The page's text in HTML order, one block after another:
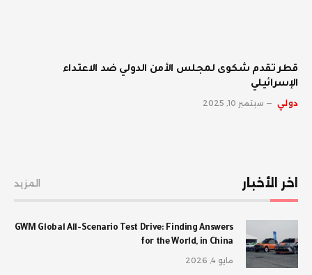
قطر تقدم شكوى لمجلس الأمن الدولي ضد الاعتداء
الإسرائيلي
دولي سبتمبر 10, 2025
اخر الأخبار المزيد
GWM Global All-Scenario Test Drive: Finding Answers
for the World, in China
مايو 4, 2026